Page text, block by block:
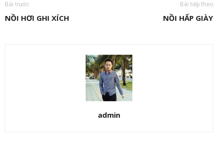
Bài trước
NỒI HƠI GHI XÍCH
Bài tiếp theo
NỒI HẤP GIÀY
admin